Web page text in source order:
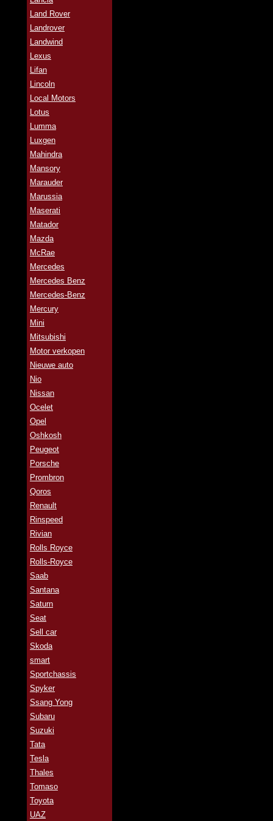
Land Rover
Landrover
Landwind
Lexus
Lifan
Lincoln
Local Motors
Lotus
Lumma
Luxgen
Mahindra
Mansory
Marauder
Marussia
Maserati
Matador
Mazda
McRae
Mercedes
Mercedes Benz
Mercedes-Benz
Mercury
Mini
Mitsubishi
Motor verkopen
Nieuwe auto
Nio
Nissan
Ocelet
Opel
Oshkosh
Peugeot
Porsche
Prombron
Qoros
Renault
Rinspeed
Rivian
Rolls Royce
Rolls-Royce
Saab
Santana
Saturn
Seat
Sell car
Skoda
smart
Sportchassis
Spyker
Ssang Yong
Subaru
Suzuki
Tata
Tesla
Thales
Tomaso
Toyota
UAZ